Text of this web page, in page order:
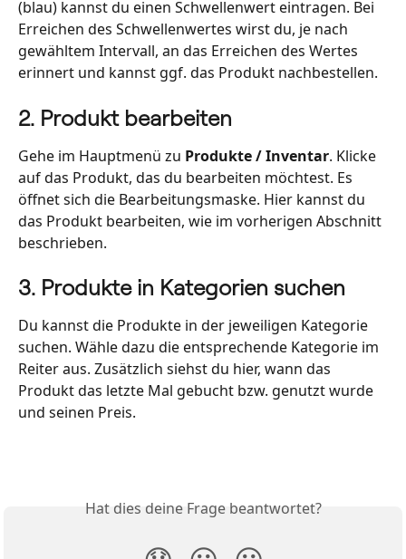
(blau) kannst du einen Schwellenwert eintragen. Bei
Erreichen des Schwellenwertes wirst du, je nach
gewähltem Intervall, an das Erreichen des Wertes
erinnert und kannst ggf. das Produkt nachbestellen.
2. Produkt bearbeiten
Gehe im Hauptmenü zu Produkte / Inventar. Klicke
auf das Produkt, das du bearbeiten möchtest. Es
öffnet sich die Bearbeitungsmaske. Hier kannst du
das Produkt bearbeiten, wie im vorherigen Abschnitt
beschrieben.
3. Produkte in Kategorien suchen
Du kannst die Produkte in der jeweiligen Kategorie
suchen. Wähle dazu die entsprechende Kategorie im
Reiter aus. Zusätzlich siehst du hier, wann das
Produkt das letzte Mal gebucht bzw. genutzt wurde
und seinen Preis.
Hat dies deine Frage beantwortet?